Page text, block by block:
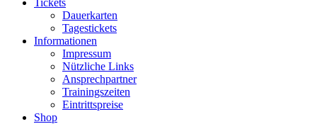
Tickets
Dauerkarten
Tagestickets
Informationen
Impressum
Nützliche Links
Ansprechpartner
Trainingszeiten
Eintrittspreise
Shop